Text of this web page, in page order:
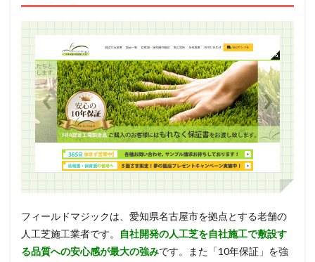
フィールドマジックは、愛知県名古屋市を拠点とする老舗の
人工芝施工業者です。
自社開発の人工芝を自社施工で敷設す
る品質への安心感が最大の強みです。また「10年保証」を強